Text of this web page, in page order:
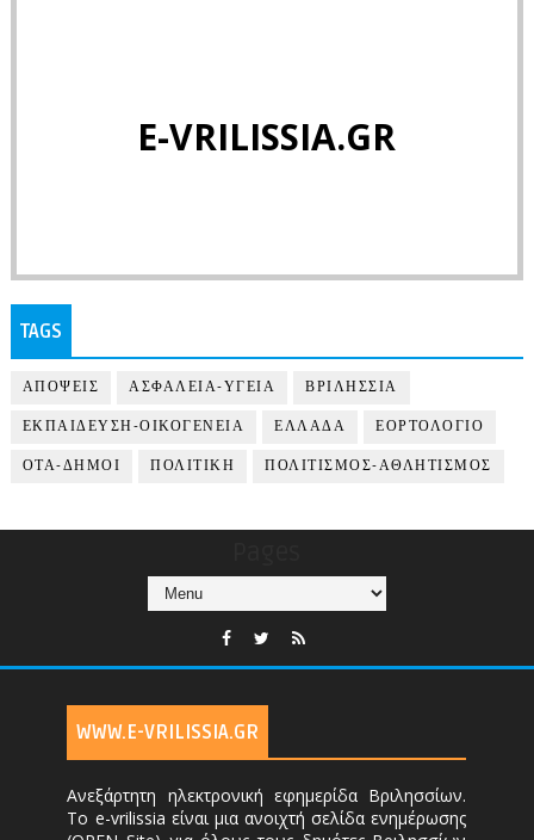
E-VRILISSIA.GR
TAGS
ΑΠΟΨΕΙΣ ΑΣΦΑΛΕΙΑ-ΥΓΕΙΑ ΒΡΙΛΗΣΣΙΑ
ΕΚΠΑΙΔΕΥΣΗ-ΟΙΚΟΓΕΝΕΙΑ ΕΛΛΑΔΑ ΕΟΡΤΟΛΟΓΙΟ
ΟΤΑ-ΔΗΜΟΙ ΠΟΛΙΤΙΚΗ ΠΟΛΙΤΙΣΜΟΣ-ΑΘΛΗΤΙΣΜΟΣ
WWW.E-VRILISSIA.GR
Ανεξάρτητη ηλεκτρονική εφημερίδα Βριλησσίων.
Το e-vrilissia είναι μια ανοιχτή σελίδα ενημέρωσης